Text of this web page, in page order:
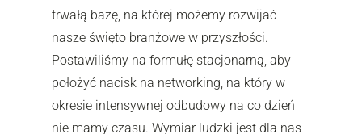
trwałą bazę, na której możemy rozwijać
nasze święto branżowe w przyszłości.
Postawiliśmy na formułę stacjonarną, aby
położyć nacisk na networking, na który w
okresie intensywnej odbudowy na co dzień
nie mamy czasu. Wymiar ludzki jest dla nas